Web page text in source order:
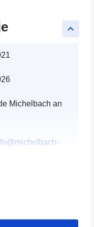
keyboard_arrow_up
Michelbach an